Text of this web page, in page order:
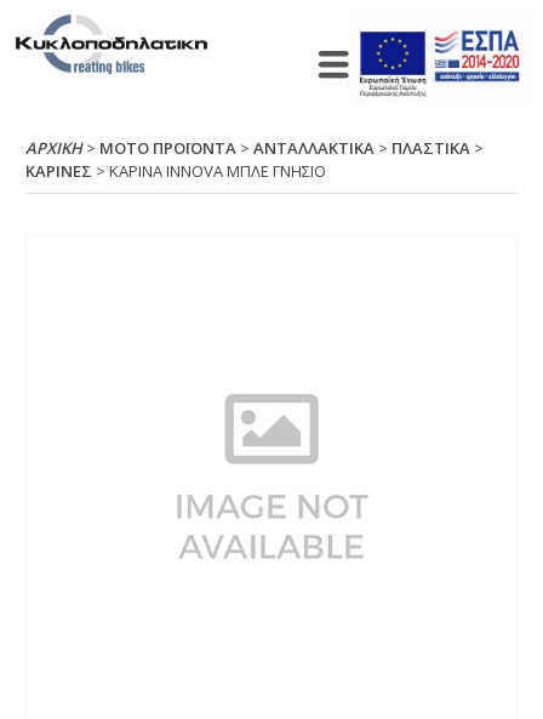
ΑΡΧΙΚΉ> ΜΟΤΟ ΠΡΟΪΟΝΤΑ >ΑΝΤΑΛΛΑΚΤΙΚΑ > ΠΛΑΣΤΙΚΑ >
ΚΑΡΙΝΕΣ > ΚΑΡΙΝΑ ΙΝΝΟVΑ ΜΠΛΕ ΓΝΗΣΙΟ